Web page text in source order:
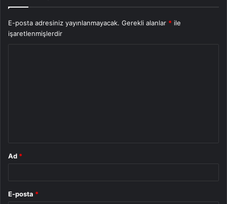
E-posta adresiniz yayınlanmayacak. Gerekli alanlar * ile
işaretlenmişlerdir
Ad *
E-posta *